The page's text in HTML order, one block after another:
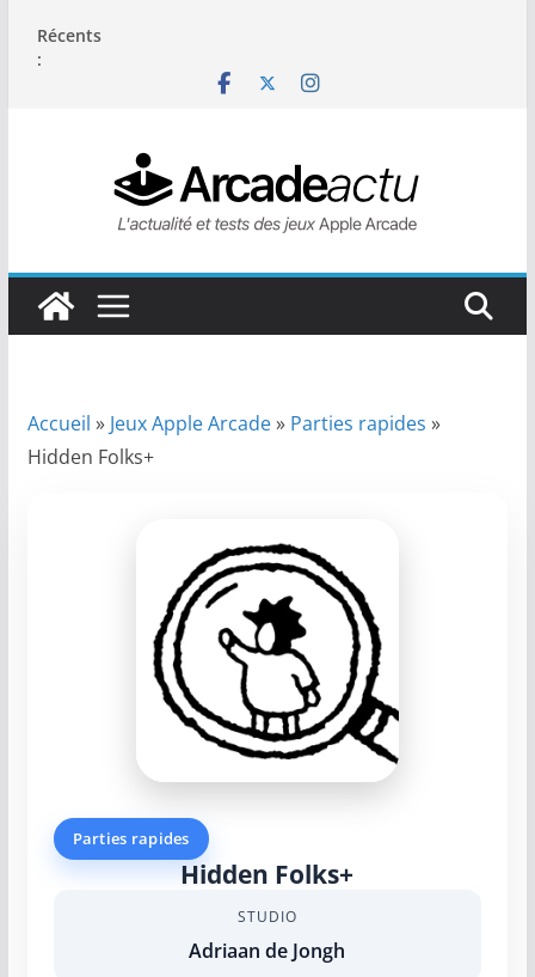
Récents
:
Accueil » Jeux Apple Arcade» Parties rapides »
Hidden Folks+
Parties rapides
Hidden Folks+
STUDIO
Adriaan de Jongh